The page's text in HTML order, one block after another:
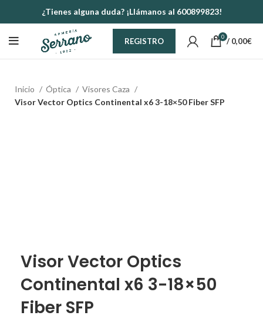
¿Tienes alguna duda? ¡Llámanos al 600899823!
REGISTRO 0 / 0,00€
Inicio Óptica
Visores Caza
Visor Vector Optics Continental x6 3-18×50 Fiber SFP
Visor Vector Optics
Continental x6 3-18×50
Fiber SFP